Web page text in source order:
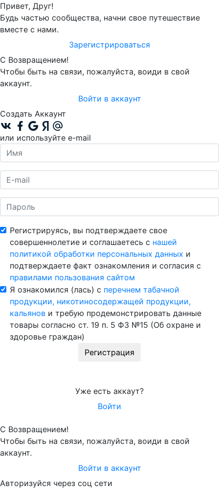
Привет, Друг!
Будь частью сообщества, начни свое путешествие
вместе с нами.
Зарегистрироваться
С Возвращением!
Чтобы быть на связи, пожалуйста, воиди в свой
аккаунт.
Войти в аккаунт
Создать Аккаунт
или используйте e-mail
Регистрируясь, вы подтверждаете свое
совершеннолетие и соглашаетесь с нашей
политикой обработки персональных данных и
подтверждаете факт ознакомления и согласия с
правилами пользования сайтом
Я ознакомился (лась) с перечнем табачной
продукции, никотиносодержащей продукции,
кальянов и требую продемонстрировать данные
товары согласно ст. 19 п. 5 ФЗ №15 (Об охране и
здоровье граждан)
Регистрация
Уже есть аккаут?
Войти
С Возвращением!
Чтобы быть на связи, пожалуйста, воиди в свой
аккаунт.
Войти в аккаунт
Авторизуйся через соц сети